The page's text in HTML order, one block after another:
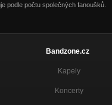
podle počtu společných fanoušků.
Bandzone.cz
Kapely
Koncerty